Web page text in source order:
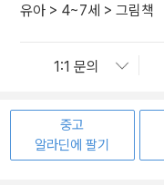
유아 > 4~7세 > 그림책
중고
알라딘에 팔기